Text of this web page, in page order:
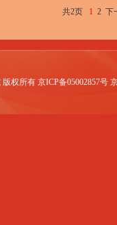
共2页 1 2 下
版权所有 京ICP备05002857号